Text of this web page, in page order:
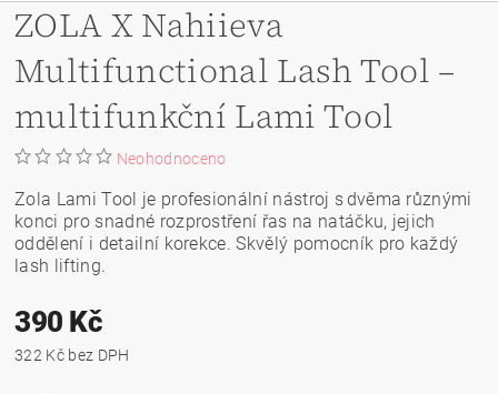
ZOLA X Nahiieva
Multifunctional Lash Tool –
multifunkční Lami Tool
Neohodnoceno
Zola Lami Tool je profesionální nástroj s dvěma různými
konci pro snadné rozprostření řas na natáčku, jejich
oddělení i detailní korekce. Skvělý pomocník pro každý
lash lifting.
390 Kč
322 Kč bez DPH